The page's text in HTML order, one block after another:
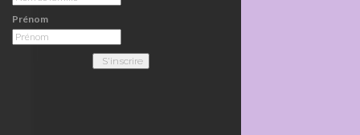
Prénom
S'inscrire